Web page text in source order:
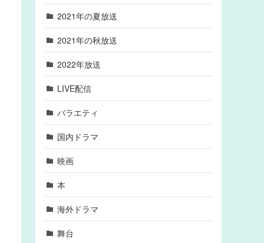
2021年の夏放送
2021年の秋放送
2022年放送
LIVE配信
バラエティ
国内ドラマ
映画
本
海外ドラマ
舞台